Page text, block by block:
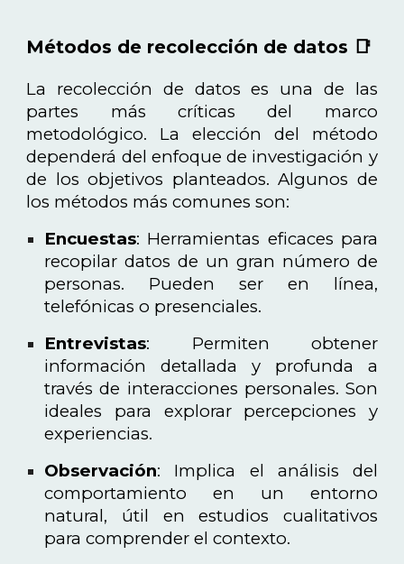
Métodos de recolección de datos 📑
La recolección de datos es una de las
partes más críticas del marco
metodológico. La elección del método
dependerá del enfoque de investigación y
de los objetivos planteados. Algunos de
los métodos más comunes son:
Encuestas: Herramientas eficaces para
recopilar datos de un gran número de
personas. Pueden ser en línea,
telefónicas o presenciales.
Entrevistas: Permiten obtener
información detallada y profunda a
través de interacciones personales. Son
ideales para explorar percepciones y
experiencias.
Observación: Implica el análisis del
comportamiento en un entorno
natural, útil en estudios cualitativos
para comprender el contexto.